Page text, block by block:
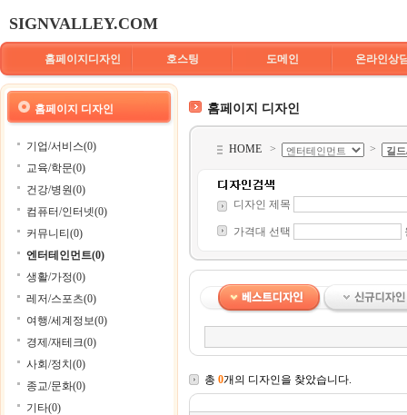
SIGNVALLEY.COM
홈페이지디자인 호스팅 도메인 온라인상
홈페이지 디자인
기업/서비스(0)
교육/학문(0)
건강/병원(0)
컴퓨터/인터넷(0)
커뮤니티(0)
엔터테인먼트(0)
생활/가정(0)
레저/스포츠(0)
여행/세계정보(0)
경제/재테크(0)
사회/정치(0)
종교/문화(0)
기타(0)
홈페이지 디자인
HOME > >
디자인 제목
가격대 선택
총 0개의 디자인을 찾았습니다.